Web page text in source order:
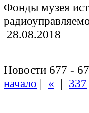
Фонды музея
28.08.2018
Новости 677 -
начало | « | 337